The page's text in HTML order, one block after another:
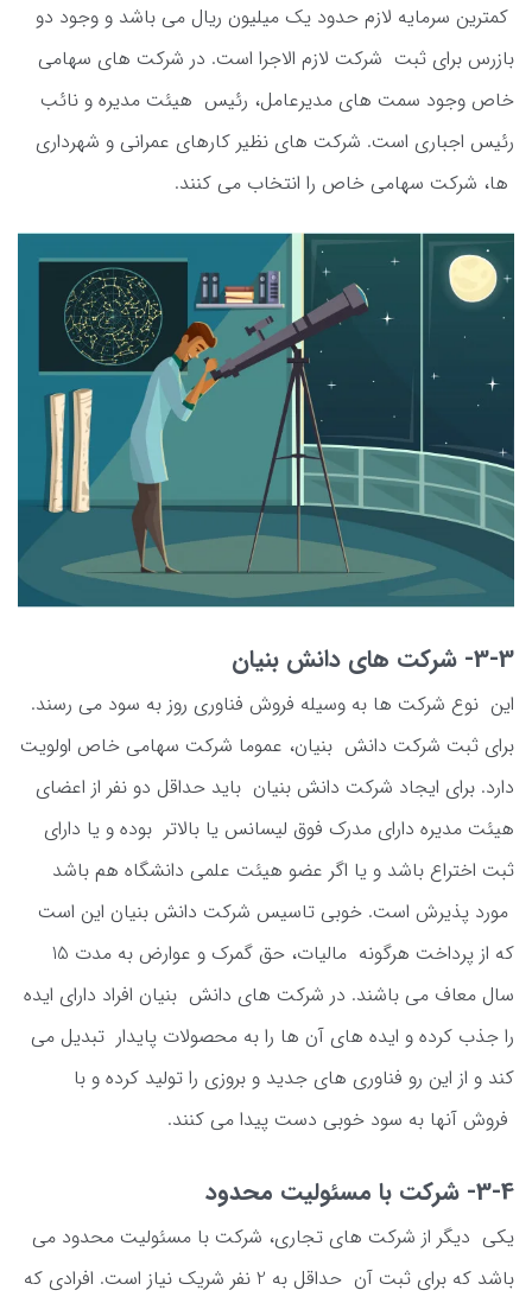
کمترین سرمایه لازم حدود یک میلیون ریال می باشد و وجود دو
بازرس برای ثبت شرکت لازم الاجرا است. در شرکت های سهامی
خاص وجود سمت های مدیرعامل، رئیس هیئت مدیره و نائب
رئیس اجباری است. شرکت های نظیر کارهای عمرانی و شهرداری
ها، شرکت سهامی خاص را انتخاب می کنند.
3-3- شرکت های دانش بنیان
این نوع شرکت ها به وسیله فروش فناوری روز به سود می رسند.
برای ثبت شرکت دانش بنیان، عموما شرکت سهامی خاص اولویت
دارد. برای ایجاد شرکت دانش بنیان باید حداقل دو نفر از اعضای
هیئت مدیره دارای مدرک فوق لیسانس یا بالاتر بوده و یا دارای
ثبت اختراع باشد و یا اگر عضو هیئت علمی دانشگاه هم باشد
مورد پذیرش است. خوبی تاسیس شرکت دانش بنیان این است
که از پرداخت هرگونه مالیات، حق گمرک و عوارض به مدت 15
سال معاف می باشند. در شرکت های دانش بنیان افراد دارای ایده
را جذب کرده و ایده های آن ها را به محصولات پایدار تبدیل می
کند و از این رو فناوری های جدید و بروزی را تولید کرده و با
فروش آنها به سود خوبی دست پیدا می کنند.
3-4- شرکت با مسئولیت محدود
یکی دیگر از شرکت های تجاری، شرکت با مسئولیت محدود می
باشد که برای ثبت آن حداقل به 2 نفر شریک نیاز است. افرادی که